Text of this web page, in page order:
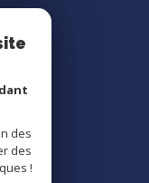
des
des
!